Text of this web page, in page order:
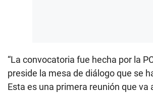
“La convocatoria fue hecha por la
preside la mesa de diálogo que se
Esta es una primera reunión que va